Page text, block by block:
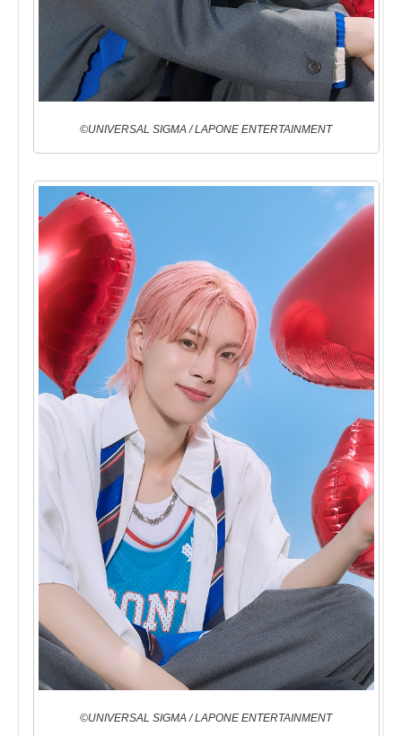
©UNIVERSAL SIGMA / LAPONE ENTERTAINMENT
©UNIVERSAL SIGMA / LAPONE ENTERTAINMENT